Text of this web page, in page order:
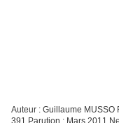
Auteur : Guillaume MUSSO
391 Parution : Mars 2011